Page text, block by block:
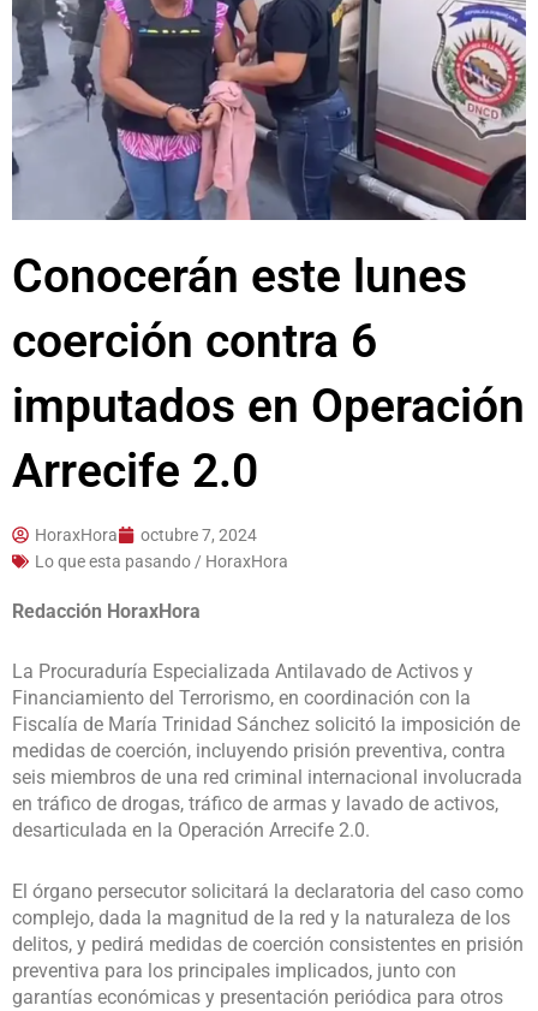
Conocerán este lunes
coerción contra 6
imputados en Operación
Arrecife 2.0
HoraxHora
octubre 7, 2024
Lo que esta pasando / HoraxHora
Redacción HoraxHora
La Procuraduría Especializada Antilavado de Activos y
Financiamiento del Terrorismo, en coordinación con la
Fiscalía de María Trinidad Sánchez solicitó la imposición de
medidas de coerción, incluyendo prisión preventiva, contra
seis miembros de una red criminal internacional involucrada
en tráfico de drogas, tráfico de armas y lavado de activos,
desarticulada en la Operación Arrecife 2.0.
El órgano persecutor solicitará la declaratoria del caso como
complejo, dada la magnitud de la red y la naturaleza de los
delitos, y pedirá medidas de coerción consistentes en prisión
preventiva para los principales implicados, junto con
garantías económicas y presentación periódica para otros